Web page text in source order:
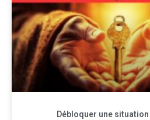
Débloquer une